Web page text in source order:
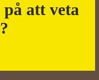
att veta